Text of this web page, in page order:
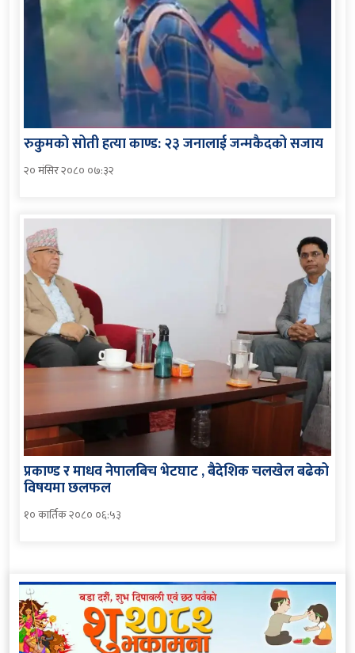
रुकुमको सोती हत्या काण्ड: २३ जनालाई जन्मकैदको सजाय
२० मंसिर २०८० ०७:३२
प्रकाण्ड र माधव नेपालबिच भेटघाट , बैदेशिक चलखेल बढेको
विषयमा छलफल
१० कार्तिक २०८० ०६:५३